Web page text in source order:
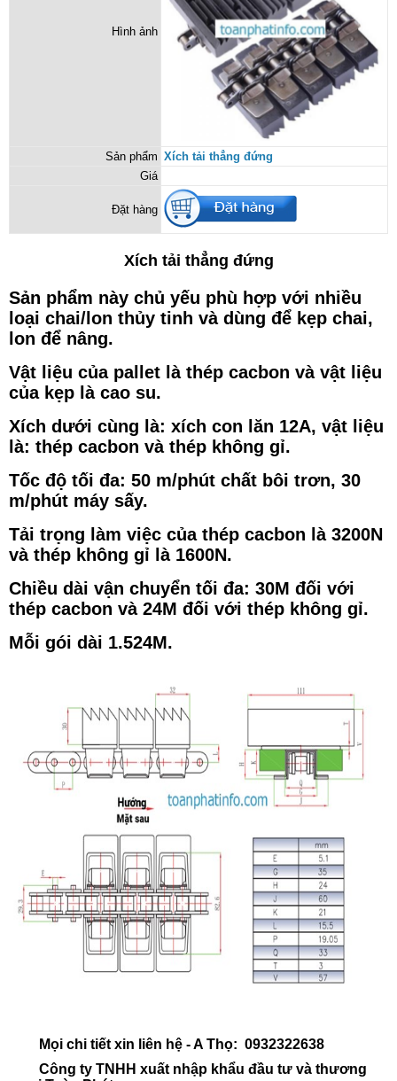
Hình ảnh
Sản phẩm Xích tải thẳng đứng
Giá
Đặt hàng
Xích tải thẳng đứng
Sản phẩm này chủ yếu phù hợp với nhiều
loại chai/lon thủy tinh và dùng để kẹp chai,
lon để nâng.
Vật liệu của pallet là thép cacbon và vật liệu
của kẹp là cao su.
Xích dưới cùng là: xích con lăn 12A, vật liệu
là: thép cacbon và thép không gỉ.
Tốc độ tối đa: 50 m/phút chất bôi trơn, 30
m/phút máy sấy.
Tải trọng làm việc của thép cacbon là 3200N
và thép không gỉ là 1600N.
Chiều dài vận chuyển tối đa: 30M đối với
thép cacbon và 24M đối với thép không gỉ.
Mỗi gói dài 1.524M.
Mọi chi tiết xin liên hệ - A Thọ: 0932322638
Công ty TNHH xuất nhập khẩu đầu tư và thương